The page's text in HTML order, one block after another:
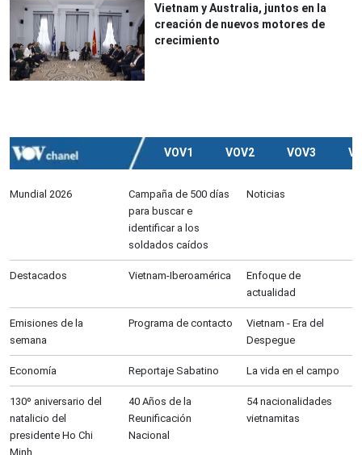
Vietnam y Australia, juntos en la
creación de nuevos motores de
crecimiento
VOV1 VOV2 VOV3
Mundial 2026
Campaña de 500 días
para buscar e
identificar a los
soldados caídos
Noticias
Destacados Vietnam-Iberoamérica
Enfoque de
actualidad
Emisiones de la
semana
Programa de contacto
Vietnam - Era del
Despegue
Economía Reportaje Sabatino La vida en el campo
130º aniversario del
natalicio del
presidente Ho Chi
Minh
40 Años de la
Reunificación
Nacional
54 nacionalidades
vietnamitas